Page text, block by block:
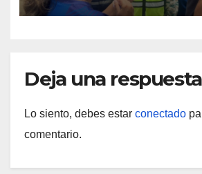
Deja una respuesta
Lo siento, debes estar conectado
comentario.